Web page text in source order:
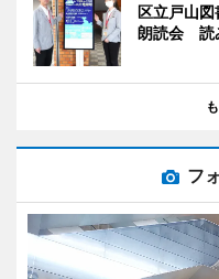
区立戸山
朗読会 読
フ